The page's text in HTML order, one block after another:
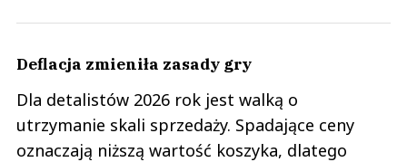
Deflacja zmieniła zasady gry
Dla detalistów 2026 rok jest walką o
utrzymanie skali sprzedaży. Spadające ceny
oznaczają niższą wartość koszyka, dlatego